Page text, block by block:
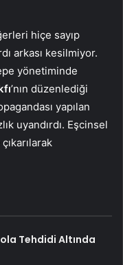
hiçe sayıp
arkası kesilmiyor.
yönetiminde
’nın düzenlediği
yapılan
uyandırdı. Eşcinsel
Tehdidi Altında